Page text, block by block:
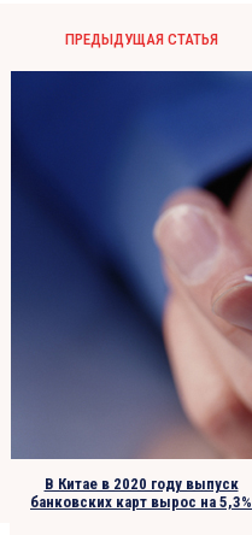
ПРЕДЫДУЩАЯ СТАТЬЯ
В Китае в 2020 году выпуск
банковских карт вырос на 5,3%